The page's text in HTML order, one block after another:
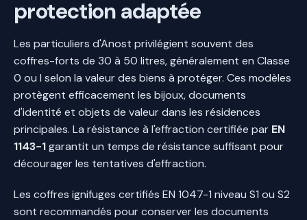
protection adaptée
Les particuliers d'Anost privilégient souvent des
coffres-forts de 30 à 50 litres, généralement en Classe
0 ou I selon la valeur des biens à protéger. Ces modèles
protègent efficacement les bijoux, documents
d'identité et objets de valeur dans les résidences
principales. La résistance à l'effraction certifiée par EN
1143-1garantit un temps de résistance suffisant pour
décourager les tentatives d'effraction.
Les coffres ignifuges certifiés EN 1047-1 niveau S1 ou S2
sont recommandés pour conserver les documents